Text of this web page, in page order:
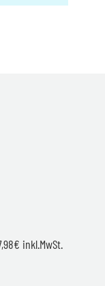
inkl.MwSt.